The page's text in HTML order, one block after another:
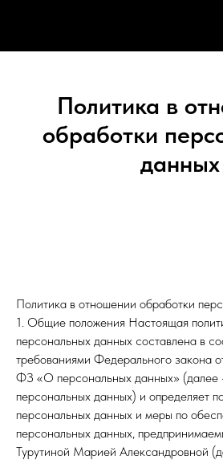
Политика в
обработки
данных
Политика в отношении обработки
1. Общие положения Настоящая
персональных данных составлена в
требованиями Федерального
ФЗ «О персональных данных» (далее
персональных данных) и определяет
персональных данных и меры по
персональных данных,
Турутиной Марией Александровной